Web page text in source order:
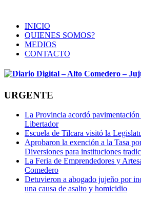
INICIO
QUIENES SOMOS?
MEDIOS
CONTACTO
URGENTE
La Provincia acordó pavimentación
Libertador
Escuela de Tilcara visitó la
Aprobaron la exención a la Tasa
Diversiones para instituciones
La Feria de Emprendedores y
Comedero
Detuvieron a abogado jujeño por
una causa de asalto y homicidio